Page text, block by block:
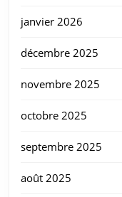
janvier 2026
décembre 2025
novembre 2025
octobre 2025
septembre 2025
août 2025